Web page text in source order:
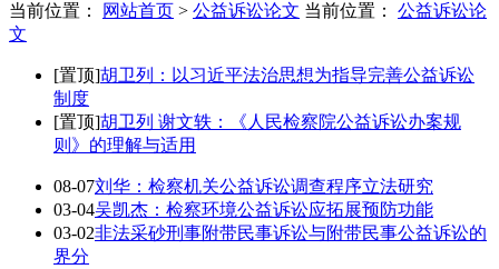
当前位置： 网站首页 > 公益诉讼论文 当前位置： 公益诉讼论
文
[置顶]胡卫列：以习近平法治思想为指导完善公益诉讼
制度
[置顶]胡卫列 谢文轶：《人民检察院公益诉讼办案规
则》的理解与适用
08-07刘华：检察机关公益诉讼调查程序立法研究
03-04吴凯杰：检察环境公益诉讼应拓展预防功能
03-02非法采砂刑事附带民事诉讼与附带民事公益诉讼的
界分